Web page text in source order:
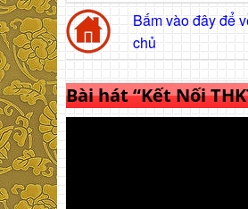
Bấm vào đây để
chủ
Bài hát “Kết Nối